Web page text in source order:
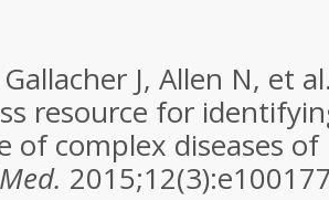
J, Allen N, et
resource for
of complex diseases